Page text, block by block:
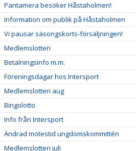
Pantamera besöker Håstaholmen!
Information om publik på Håstaholmen
Vi pausar säsongskorts-försäljningen!
Medlemslotteri
Betalningsinfo m.m.
Föreningsdagar hos Intersport
Medlemslotteri aug
Bingolotto
Info från Intersport
Ändrad mötestid ungdomskommittén
Medlemslotteri juli